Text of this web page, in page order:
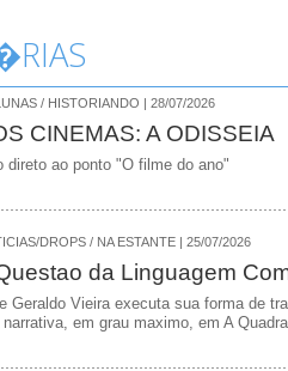
/ HISTORIANDO | 28/07/2026
CINEMAS: A ODISSEIA
direto ao ponto "O filme do ano"
DROPS / NA ESTANTE | 25/07/2026
da Linguagem
Geraldo Vieira executa sua forma de
narrativa, em grau maximo, em A